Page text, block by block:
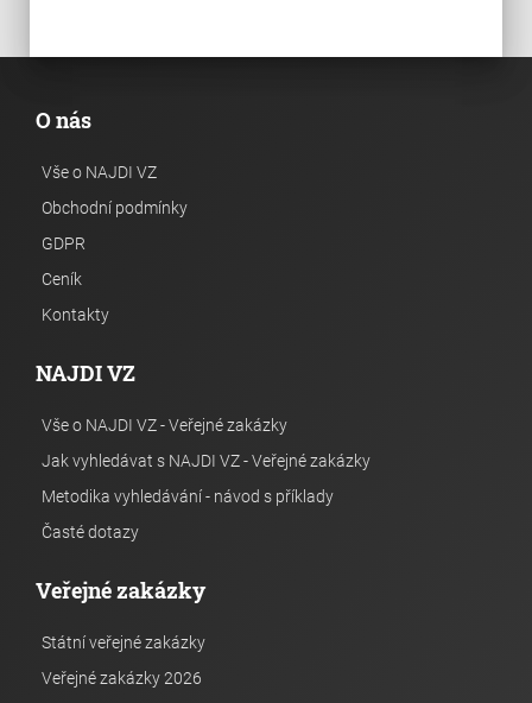
O nás
Vše o NAJDI VZ
Obchodní podmínky
GDPR
Ceník
Kontakty
NAJDI VZ
Vše o NAJDI VZ - Veřejné zakázky
Jak vyhledávat s NAJDI VZ - Veřejné zakázky
Metodika vyhledávání - návod s příklady
Časté dotazy
Veřejné zakázky
Státní veřejné zakázky
Veřejné zakázky 2026